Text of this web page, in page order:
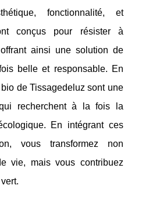
fonctionnalité, et
conçus pour résister à
ainsi une solution de
belle et responsable. En
de Tissagedeluz sont une
recherchent à la fois la
En intégrant ces
vous transformez non
vie, mais vous contribuez